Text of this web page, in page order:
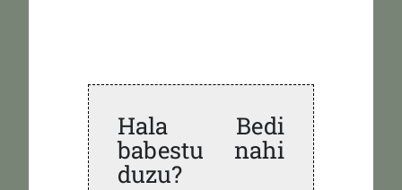
Hala Bedi
babestu nahi
duzu?